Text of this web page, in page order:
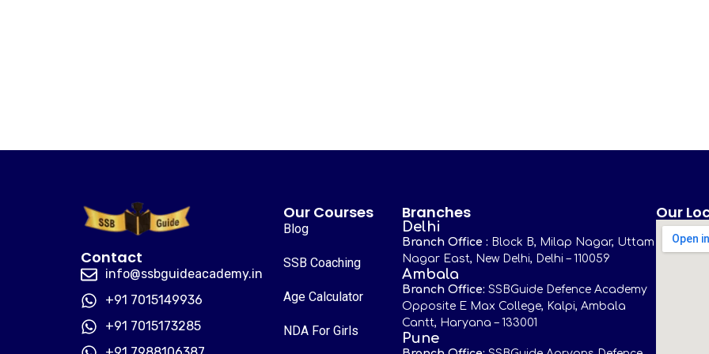
Contact
info@ssbguideacademy.in
+91 7015149936
+91 7015173285
Our Courses
Blog
SSB Coaching
Age Calculator
NDA For Girls
Branches
Delhi
Branch Office : Block B, Milap Nagar, Uttam
Nagar East, New Delhi, Delhi – 110059
Ambala
Branch Office: SSBGuide Defence Academy
Opposite E Max College, Kalpi, Ambala
Cantt, Haryana – 133001
Pune
Our